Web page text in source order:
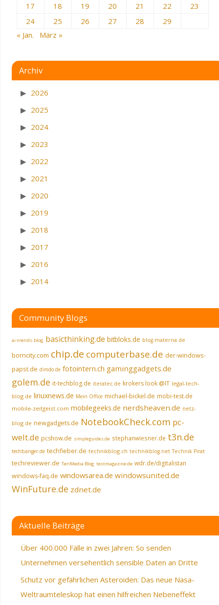
17
18 19 20 21 22
23
24
25 26 27 28
29
« Jan.
März »
Archiv
2026
2025
2024
2023
2022
2021
2020
2019
2018
2017
2016
2014
Community Blogs
ai-trends.blog basicthinking.de bitbloks.de blog.materna.de
borncity.com chip.de computerbase.de der-windows-
papst.de dimdo.de fotointern.ch gaminggadgets.de
golem.de it-techblog.de iteratec.de krokers look @IT legal-tech-
blog.de linuxnews.de Mein Office michael-bickel.de mobi-test.de
mobile-zeitgeist.com mobilegeeks.de nerdsheaven.de netz-
blog.de newgadgets.de NotebookCheck.com pc-
welt.de pcshow.de simpleguides.de stephanwiesner.de t3n.de
techbanger.de techfieber.de technikblog.ch technikblog.net Technik Pirat
techreviewer.de TenMedia Blog testmagazine.de wdr.de/digitalistan
windows-faq.de windowsarea.de windowsunited.de
WinFuture.de zdnet.de
Aktuelle Beiträge
Über 400.000 Fälle in zwei Jahren: So senden
Unternehmen versehentlich sensible Daten an Dritte
Schutz vor gefährlichen Asteroiden: Das neue Nasa-
Weltraumteleskop hat einen hilfreichen Nebeneffekt